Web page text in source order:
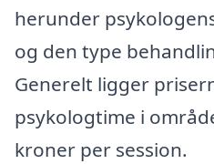
herunder
og den type
Generelt ligger
psykologtime i
kroner per session.